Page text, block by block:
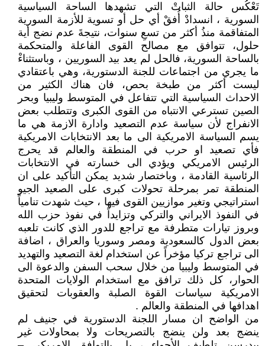
تَعْكُس حالة الثباتْ التي تشهدها الساحة السياسية
السورية ، انسدادْ أُفقْ أي حل أو تسوية للأزمة السورية
المتفاقمة منذُ أكثر من تسعِ سنوات، نتيجةَ عدم نضج أية
حلول، تتوافق مع مصالح القوى الفاعلة والمتحكمة
بالساحة السورية، فالحل لم يعد بيد السوريين ، وباستثناءْ
ما يجري من اجتماعات للجنة الدستورية، وهي باعتقادي
ليست أكثر من طبخة بحص، فان هناك الكثير من
الاحداث السياسية التي تتفاعل في المتوسط وليبيا وبحر
الصين تسترعي الانتباه من القوى الكبرى وتتطلب بعض
الانفراج لأن سياسة عدم التصعيد وادارة الازمة هي ما
يسم السياسة الامريكية الى ما بعد الانتخابات الامريكية
فأي تصعيد او حرب في المنطقة والعالم قد يحرج
الرئيس الامريكي ويؤدي الى خسارته في الانتخابات
الرئاسية القادمة ، وباختصار شديد يمكن التأكيد على ان
المنطقة تمر بمرحلة تحولات كبرى على الصعيد الجيو
استراتيجي وتغير موازيين القوى فيها ، حيث شهدت تنامياً
في النفوذ الايراني والتركي وتزايداً في نفوذ حزب الله
وبروز تيارات متطرفة مع تراجع للدور الذي كانت تلعبه
بعض الدول كالسعودية ومصر وسوريا والعراق ، اضافة
الى تراجع تركيا مؤخراً عن استخدام لغة التصعيد والتهديد
في المتوسط وليبيا من خلال سحب السفن والدعوة الى
الحوار، كل ذلك ترافق مع استخدام الولايات المتحدة
الامريكية سياسات القوة الصلبة والعقوبات لتحقيق
اهدافها في المنطقة والعالم .
من الواضح ان مسار اللجنة الدستورية في جنيف لم
ينضج بعد ولن ينضج بالتصريحات ولا بمحاولات غير